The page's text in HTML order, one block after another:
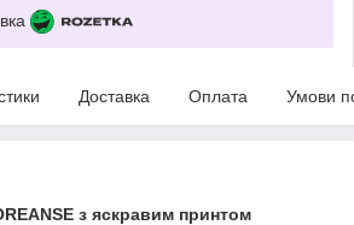
Доставка Оплата Умови
з яскравим принтом